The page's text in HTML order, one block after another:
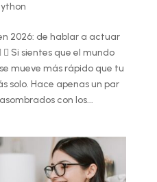
2026: de hablar a actuar
Si sientes que el mundo
mueve más rápido que tu
solo. Hace apenas un par
con los...